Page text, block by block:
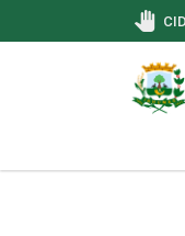
pan_tool